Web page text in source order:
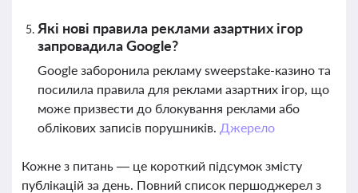
Які нові правила реклами азартних ігор
запровадила Google?
Google заборонила рекламу sweepstake-казино та
посилила правила для реклами азартних ігор, що
може призвести до блокування реклами або
облікових записів порушників. Джерело
Кожне з питань — це короткий підсумок змісту
публікацій за день. Повний список першоджерел з